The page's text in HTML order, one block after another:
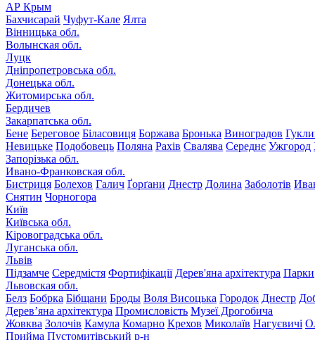
АР Крым
Бахчисарай Чуфут-Кале Ялта
Вінницька обл.
Волынская обл.
Луцк
Дніпропетровська обл.
Донецька обл.
Житомирська обл.
Бердичев
Закарпатська обл.
Бене Береговое Біласовиця Боржава Бронька Виноградов
Невицьке Подобовець Поляна Рахів Свалява Середнє Ужгород
Запорізька обл.
Ивано-Франковская обл.
Бистриця Болехов Галич Ґорґани Днестр Долина Заболотів
Снятин Чорногора
Київ
Київська обл.
Кіровоградська обл.
Луганська обл.
Львів
Підзамче Середмістя Фортифікації Дерев'яна архітектура Парки
Львовская обл.
Белз Бобрка Бібщани Броды Воля Висоцька Городок Днестр
Дерев’яна архітектура Промисловість Музеї Дрогобича
Жовква Золочів Камула Комарно Крехов Миколаїв Нагуєвичі
Прийма Пустомитівський р-н